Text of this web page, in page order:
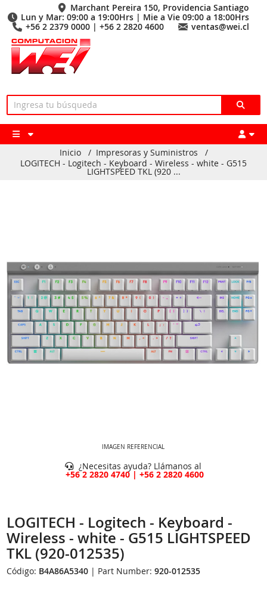
Marchant Pereira 150, Providencia Santiago
Lun y Mar: 09:00 a 19:00Hrs | Mie a Vie 09:00 a 18:00Hrs
+56 2 2379 0000 | +56 2 2820 4600
ventas@wei.cl
Inicio / Impresoras y Suministros
/
LOGITECH - Logitech - Keyboard - Wireless - white - G515
LIGHTSPEED TKL (920 ...
IMAGEN REFERENCIAL
¿Necesitas ayuda? Llámanos al
+56 2 2820 4740 | +56 2 2820 4600
LOGITECH - Logitech - Keyboard -
Wireless - white - G515 LIGHTSPEED
TKL (920-012535)
Código: B4A86A5340 | Part Number:920-012535